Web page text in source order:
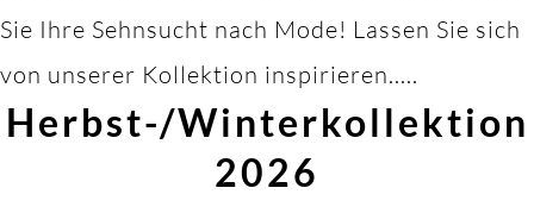
Sie Ihre Sehnsucht nach Mode! Lassen Sie sich
von unserer Kollektion inspirieren.....
Herbst-/Winterkollektion
2026